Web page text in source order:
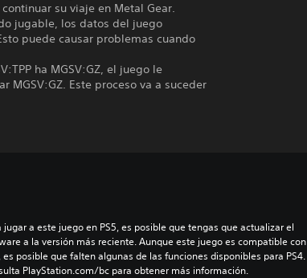
su viaje en Metal Gear.
jugable, los datos del juego
puede causar problemas cuando
ha MGSV:GZ, el juego le
MGSV:GZ. Este proceso va a suceder
jugar a este juego en PS5, es posible que tengas que actualizar el
a la versión más reciente. Aunque este juego es compatible con
es posible que falten algunas de las funciones disponibles para PS4.
PlayStation.com/bc para obtener más información.